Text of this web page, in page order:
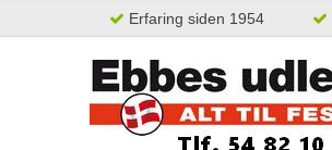
Erfaring siden 1954